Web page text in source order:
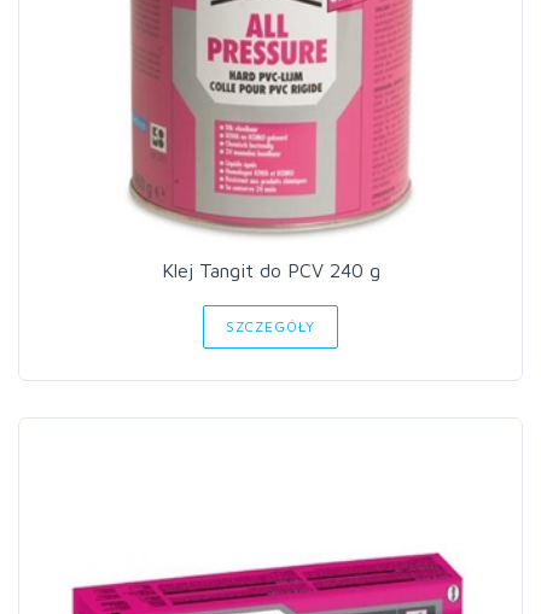
Klej Tangit do PCV 240 g
SZCZEGÓŁY